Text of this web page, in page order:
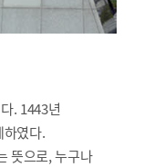
. 1443년
하였다.
뜻으로, 누구나